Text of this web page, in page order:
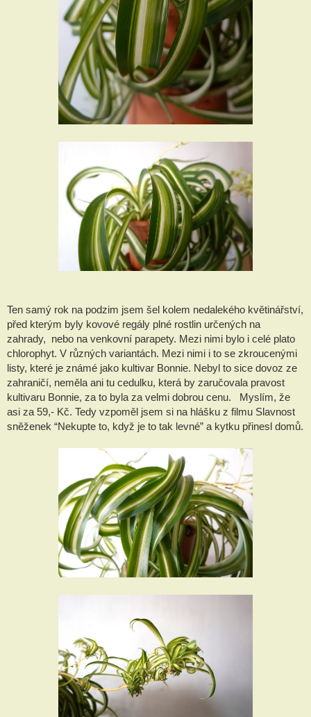
Ten samý rok na podzim jsem šel kolem nedalekého květinářství,
před kterým byly kovové regály plné rostlin určených na
zahrady, nebo na venkovní parapety. Mezi nimi bylo i celé plato
chlorophyt. V různých variantách. Mezi nimi i to se zkroucenými
listy, které je známé jako kultivar Bonnie. Nebyl to sice dovoz ze
zahraničí, neměla ani tu cedulku, která by zaručovala pravost
kultivaru Bonnie, za to byla za velmi dobrou cenu. Myslím, že
asi za 59,- Kč. Tedy vzpoměl jsem si na hlášku z filmu Slavnost
sněženek “Nekupte to, když je to tak levné” a kytku přinesl domů.